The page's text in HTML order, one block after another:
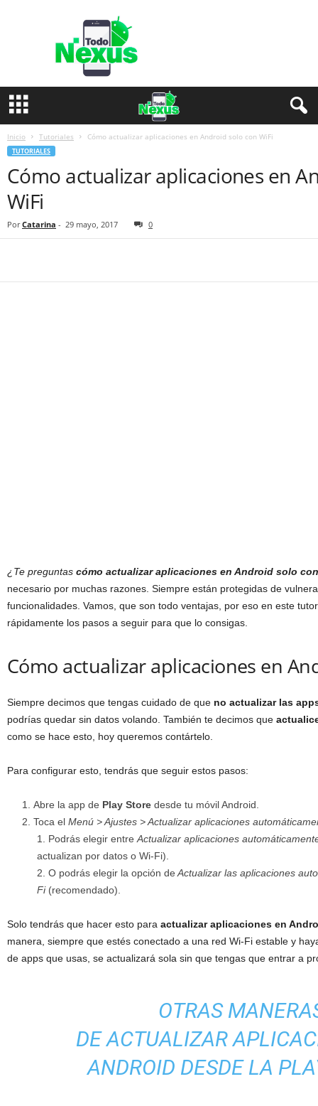
e
Inicio Tutoriales Cómo actualizar aplicaciones en Android solo con WiFi
TUTORIALES
Cómo actualizar aplicaciones en
WiFi
Por Catarina - 29 mayo, 2017 0
¿Te preguntas cómo actualizar aplicaciones en Android solo
necesario por muchas razones. Siempre están protegidas de
funcionalidades. Vamos, que son todo ventajas, por eso en este
rápidamente los pasos a seguir para que lo consigas.
Cómo actualizar aplicaciones en
Siempre decimos que tengas cuidado de que no actualizar las
podrías quedar sin datos volando. También te decimos que
como se hace esto, hoy queremos contártelo.
Para configurar esto, tendrás que seguir estos pasos:
Abre la app de Play Store desde tu móvil Android.
Toca el Menú > Ajustes > Actualizar aplicaciones
Podrás elegir entreActualizar aplicaciones
actualizan por datos o Wi-Fi).
O podrás elegir la opción deActualizar las aplicaciones
Fi(recomendado).
Solo tendrás que hacer esto para actualizar aplicaciones en
manera, siempre que estés conectado a una red Wi-Fi estable y
de apps que usas, se actualizará sola sin que tengas que entrar a
OTRAS
DE ACTUALIZAR
ANDROID DESDE LA